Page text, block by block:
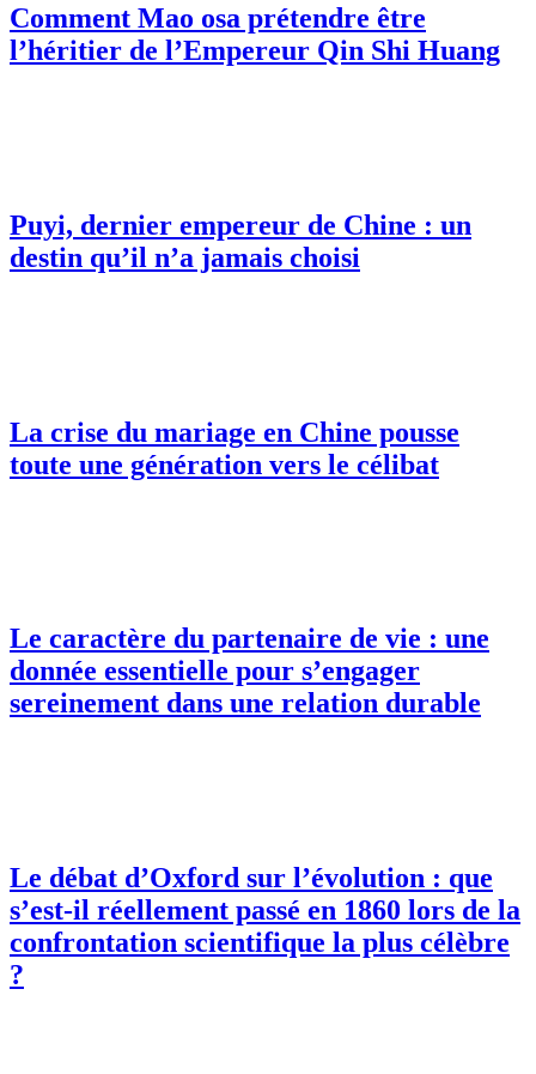
Comment Mao osa prétendre être
l’héritier de l’Empereur Qin Shi Huang
Puyi, dernier empereur de Chine : un
destin qu’il n’a jamais choisi
La crise du mariage en Chine pousse
toute une génération vers le célibat
Le caractère du partenaire de vie : une
donnée essentielle pour s’engager
sereinement dans une relation durable
Le débat d’Oxford sur l’évolution : que
s’est-il réellement passé en 1860 lors de la
confrontation scientifique la plus célèbre
?